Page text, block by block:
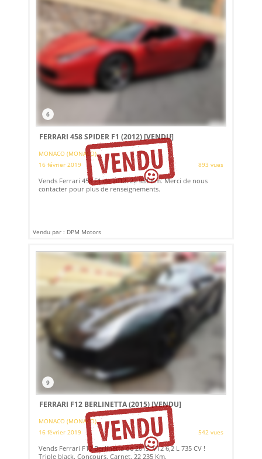
6
FERRARI 458 SPIDER F1 (2012)[VENDU]
MONACO (MONACO)
16 février 2019
893 vues
Vends Ferrari 458 F1 de 2012. 22 981 Km. Merci de nous
contacter pour plus de renseignements.
Vendu par : DPM Motors
9
FERRARI F12 BERLINETTA (2015)[VENDU]
MONACO (MONACO)
16 février 2019
542 vues
Vends Ferrari F12 Berlinetta de 2015. V12 6,2 L 735 CV !
Triple black. Concours. Carnet. 22 235 Km.